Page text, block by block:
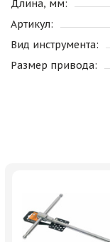
Длина, мм:
Артикул:
Вид инструмента:
Размер привода: